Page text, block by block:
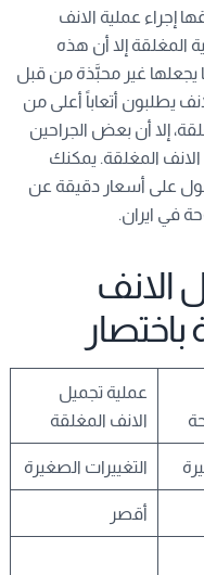
إجراء عملية الانف
المغلقة إلا أن هذه
يجعلها غير محبَّذة من قبل
يطلبون أتعاباً أعلى من
إلا أن بعض الجراحين
المغلقة. يمكنك
على أسعار دقيقة عن
في ايران.
الانف
عملية تجميل
الانف المغلقة
التغييرات الصغيرة
أقصر